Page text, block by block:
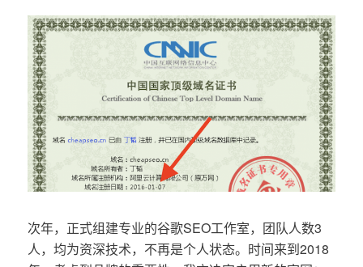
次年，正式组建专业的谷歌SEO工作室，团队人数3
人，均为资深技术，不再是个人状态。时间来到2018